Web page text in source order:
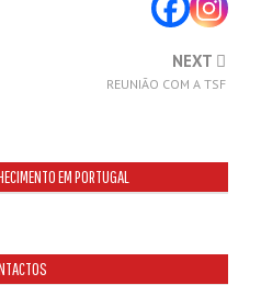
NEXT
REUNIÃO COM A TSF
EM PORTUGAL